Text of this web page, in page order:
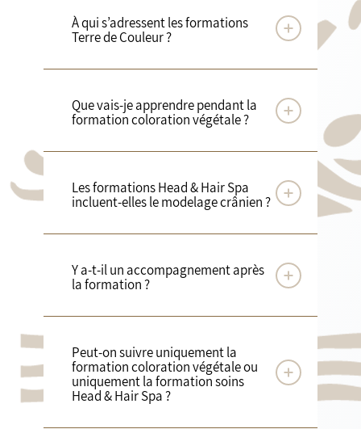
À qui s’adressent les formations
Terre de Couleur ?
Que vais-je apprendre pendant la
formation coloration végétale ?
Les formations Head & Hair Spa
incluent-elles le modelage crânien ?
Y a-t-il un accompagnement après
la formation ?
Peut-on suivre uniquement la
formation coloration végétale ou
uniquement la formation soins
Head & Hair Spa ?